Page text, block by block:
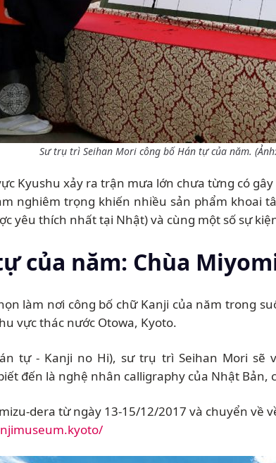
Sư trụ trì Seihan Mori công bố Hán tự của năm.
Kyushu xảy ra trận mưa lớn chưa từng có
nghiêm trọng khiến nhiều sản phẩm khoai
yêu thích nhất tại Nhật) và cùng một số sự
của năm: Chùa
làm nơi công bố chữ Kanji của năm trong
vực thác nước Otowa, Kyoto.
tự - Kanji no Hi), sư trụ trì Seihan Mori
đến là nghệ nhân calligraphy của Nhật
dera từ ngày 13-15/12/2017 và chuyển về